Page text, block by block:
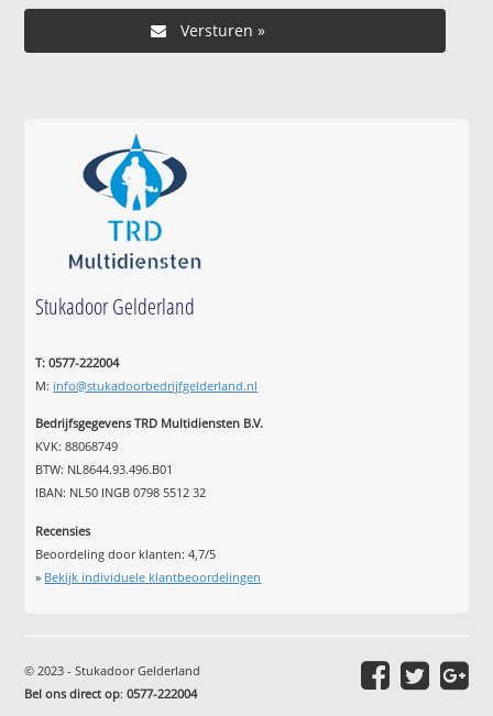
Stukadoor Gelderland
T: 0577-222004
M: info@stukadoorbedrijfgelderland.nl
Bedrijfsgegevens TRD Multidiensten B.V.
KVK: 88068749
BTW: NL8644.93.496.B01
IBAN: NL50 INGB 0798 5512 32
Recensies
Beoordeling door klanten:4,7/5
» Bekijk individuele klantbeoordelingen
© 2023 - Stukadoor Gelderland
Bel ons direct op:0577-222004